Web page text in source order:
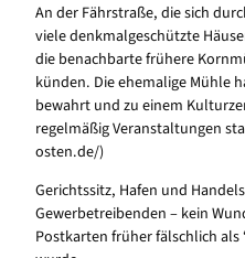
An der Fährstraße, die sich
viele denkmalgeschützte
die benachbarte frühere
künden. Die ehemalige Mühle
bewahrt und zu einem
regelmäßig Veranstaltungen
osten.de/)
Gerichtssitz, Hafen und
Gewerbetreibenden – kein
Postkarten früher fälschlich als